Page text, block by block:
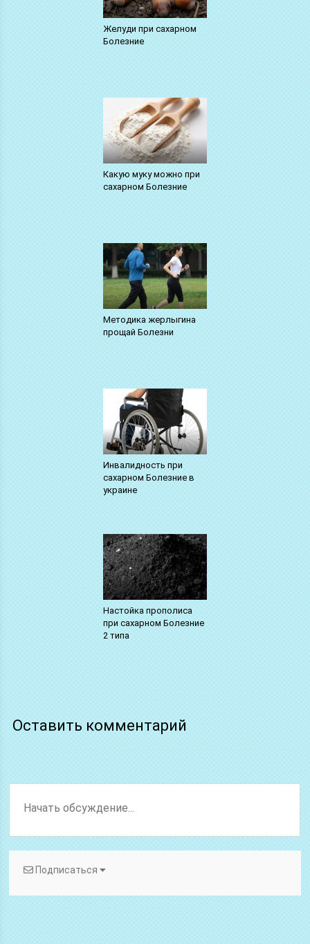
Желуди при сахарном
Болезние
Какую муку можно при
сахарном Болезние
Методика жерлыгина
прощай Болезни
Инвалидность при
сахарном Болезние в
украине
Настойка прополиса
при сахарном Болезние
2 типа
Оставить комментарий
Подписаться